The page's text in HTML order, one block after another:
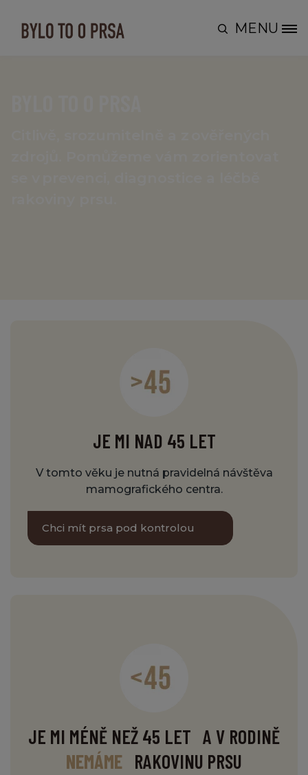
Site Logo MENU
JE MI NAD 45 LET
V tomto věku je nutná pravidelná návštěva
mamografického centra.
Chci mít prsa pod kontrolou
JE MI MÉNĚ NEŽ 45 LET A V RODINĚ
NEMÁME RAKOVINU PRSU